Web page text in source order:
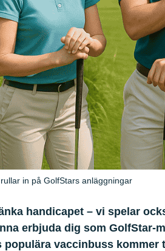
in på GolfStars anläggningar
handicapet – vi spelar
erbjuda dig som GolfStar-
vaccinbuss kommer